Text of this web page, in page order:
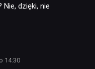
dzięki, nie
14:30